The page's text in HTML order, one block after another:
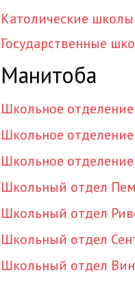
Католические
Государственные
Манитоба
Школьное
Школьное
Школьное
Школьный отдел
Школьный отдел
Школьный отдел
Школьный отдел